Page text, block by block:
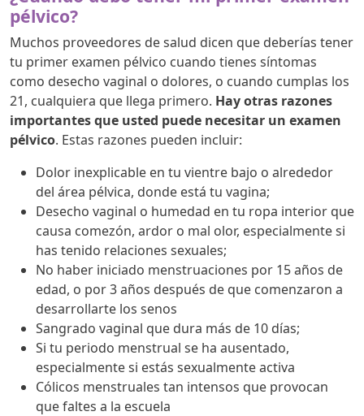
pélvico?
Muchos proveedores de salud dicen que deberías tener
tu primer examen pélvico cuando tienes síntomas
como desecho vaginal o dolores, o cuando cumplas los
21, cualquiera que llega primero. Hay otras razones
importantes que usted puede necesitar un examen
pélvico. Estas razones pueden incluir:
Dolor inexplicable en tu vientre bajo o alrededor
del área pélvica, donde está tu vagina;
Desecho vaginal o humedad en tu ropa interior que
causa comezón, ardor o mal olor, especialmente si
has tenido relaciones sexuales;
No haber iniciado menstruaciones por 15 años de
edad, o por 3 años después de que comenzaron a
desarrollarte los senos
Sangrado vaginal que dura más de 10 días;
Si tu periodo menstrual se ha ausentado,
especialmente si estás sexualmente activa
Cólicos menstruales tan intensos que provocan
que faltes a la escuela